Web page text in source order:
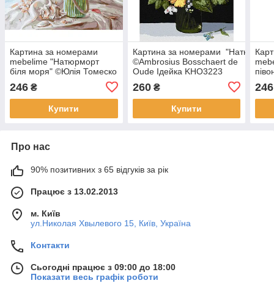
Картина за номерами
mebelime "Натюрморт
біля моря" ©Юлія Томеско
Ідейка KHO5609 40х50 см
246 ₴
Купити
Картина за номерами "Натюрморт
©Ambrosius Bosschaert de
Oude Ідейка KHO3223
260₴
Купити
246
Про нас
90% позитивних з 65 відгуків за рік
Працює з 13.02.2013
м. Київ
ул.Николая Хвылевого 15, Київ, Україна
Контакти
Сьогодні працює з 09:00 до 18:00
Показати весь графік роботи